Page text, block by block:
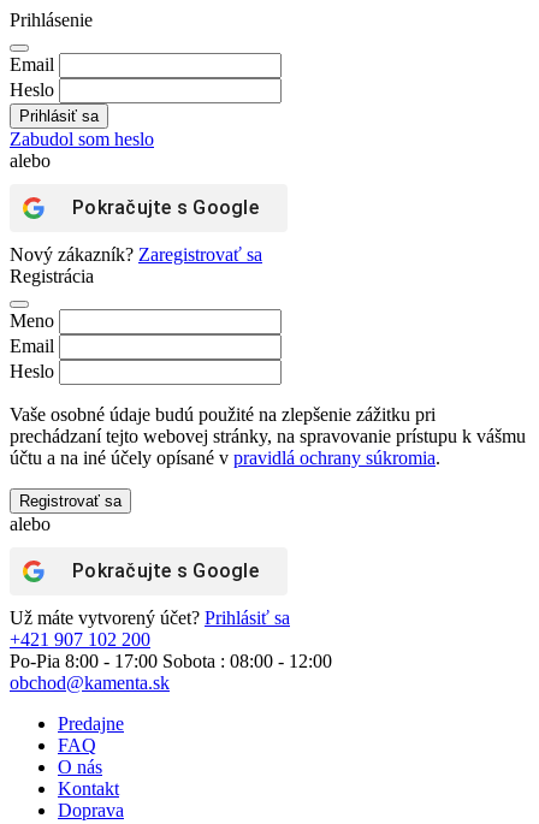
Prihlásenie
Email
Heslo
Zabudol som heslo
alebo
Pokračujte s Google
Nový zákazník? Zaregistrovať sa
Registrácia
Meno
Email
Heslo
Vaše osobné údaje budú použité na zlepšenie zážitku pri
prechádzaní tejto webovej stránky, na spravovanie prístupu k vášmu
účtu a na iné účely opísané v pravidlá ochrany súkromia.
Registrovať sa
alebo
Pokračujte s Google
Už máte vytvorený účet? Prihlásiť sa
+421 907 102 200
Po-Pia 8:00 - 17:00 Sobota : 08:00 - 12:00
obchod@kamenta.sk
Predajne
FAQ
O nás
Kontakt
Doprava